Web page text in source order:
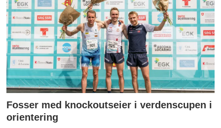
Fosser med knockoutseier i verdenscupen i
orientering